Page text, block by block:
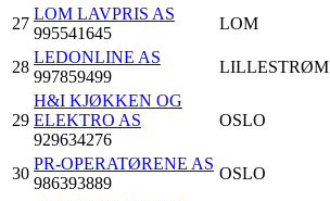
27
LOM LAVPRIS AS
995541645
LOM
28
LEDONLINE AS
997859499
LILLESTRØM
29
H&I KJØKKEN OG
ELEKTRO AS
929634276
OSLO
30
PR-OPERATØRENE AS
986393889
OSLO